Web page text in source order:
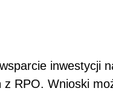
inwestycji
RPO. Wnioski